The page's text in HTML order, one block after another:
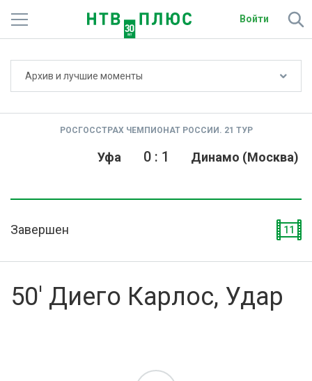
Войти
О сайте
Архив и лучшие моменты
РОСГОССТРАХ ЧЕМПИОНАТ РОССИИ. 21 ТУР
Уфа Динамо (Москва)
0: 1
Завершен 11
50' Диего Карлос, Удар